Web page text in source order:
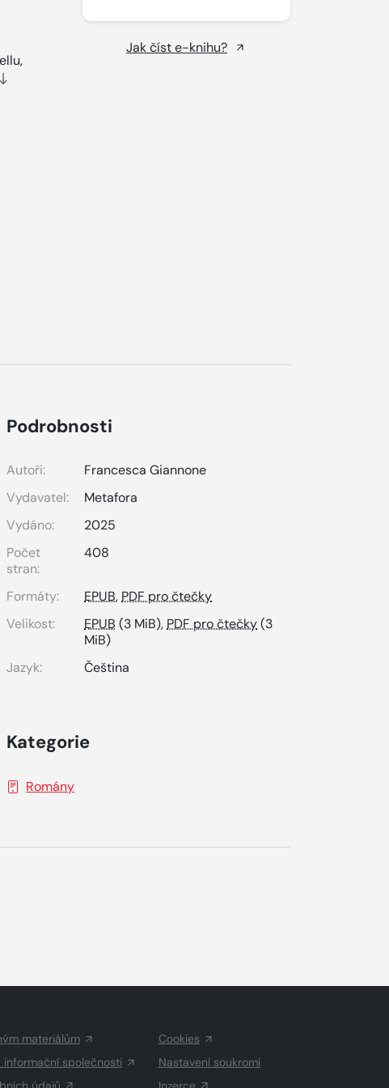
Jak číst e-knihu?
Podrobnosti
Autoři:
Francesca Giannone
Vydavatel:
Metafora
Vydáno:
2025
Počet
stran:
408
Formáty: EPUB,PDF pro čtečky
Velikost:
EPUB (3 MiB),PDF pro čtečky(3
MiB)
Jazyk:
Čeština
Kategorie
Romány
materiálům
informační společnosti
Cookies
Nastavení soukromí